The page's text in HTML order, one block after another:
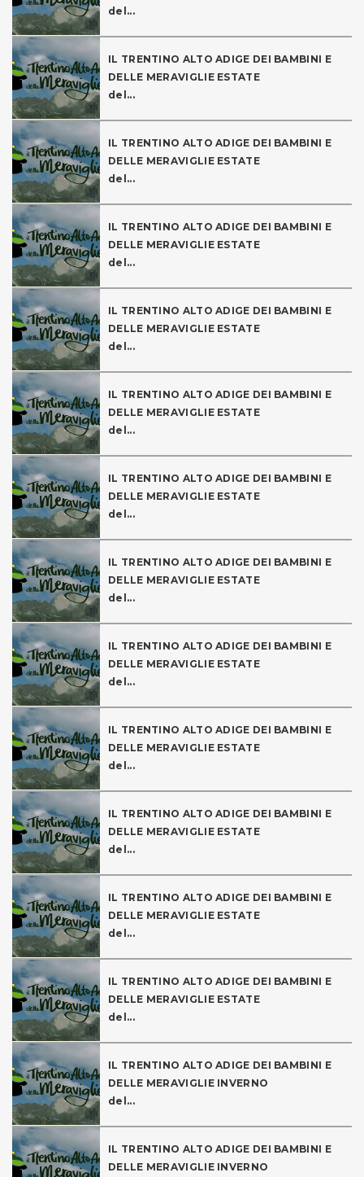
del...
IL TRENTINO ALTO ADIGE DEI BAMBINI E
DELLE MERAVIGLIE ESTATE
del...
IL TRENTINO ALTO ADIGE DEI BAMBINI E
DELLE MERAVIGLIE ESTATE
del...
IL TRENTINO ALTO ADIGE DEI BAMBINI E
DELLE MERAVIGLIE ESTATE
del...
IL TRENTINO ALTO ADIGE DEI BAMBINI E
DELLE MERAVIGLIE ESTATE
del...
IL TRENTINO ALTO ADIGE DEI BAMBINI E
DELLE MERAVIGLIE ESTATE
del...
IL TRENTINO ALTO ADIGE DEI BAMBINI E
DELLE MERAVIGLIE ESTATE
del...
IL TRENTINO ALTO ADIGE DEI BAMBINI E
DELLE MERAVIGLIE ESTATE
del...
IL TRENTINO ALTO ADIGE DEI BAMBINI E
DELLE MERAVIGLIE ESTATE
del...
IL TRENTINO ALTO ADIGE DEI BAMBINI E
DELLE MERAVIGLIE ESTATE
del...
IL TRENTINO ALTO ADIGE DEI BAMBINI E
DELLE MERAVIGLIE ESTATE
del...
IL TRENTINO ALTO ADIGE DEI BAMBINI E
DELLE MERAVIGLIE ESTATE
del...
IL TRENTINO ALTO ADIGE DEI BAMBINI E
DELLE MERAVIGLIE ESTATE
del...
IL TRENTINO ALTO ADIGE DEI BAMBINI E
DELLE MERAVIGLIE INVERNO
del...
IL TRENTINO ALTO ADIGE DEI BAMBINI E
DELLE MERAVIGLIE INVERNO